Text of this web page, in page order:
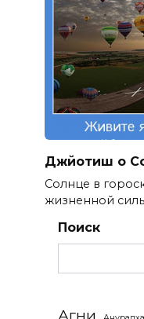
Джйотиш о
Солнце в
жизненной
Поиск
Агни